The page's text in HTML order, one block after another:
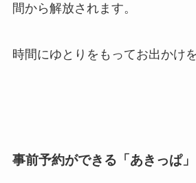
間から解放されます。
時間にゆとりをもってお出かけ
事前予約ができる「あきっぱ」